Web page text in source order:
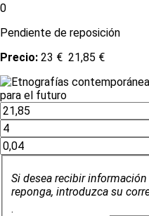
0
Pendiente de reposición
Precio: 23 € 21,85 €
Si desea recibir
reponga, introduzca su
.